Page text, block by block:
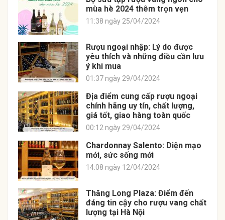
mùa hè 2024 thêm trọn vẹn
11:38 ngày 25/04/2024
Rượu ngoại nhập: Lý do được
yêu thích và những điều cần lưu
ý khi mua
01:37 ngày 29/04/2024
Địa điểm cung cấp rượu ngoại
chính hãng uy tín, chất lượng,
giá tốt, giao hàng toàn quốc
00:12 ngày 29/04/2024
Chardonnay Salento: Diện mạo
mới, sức sống mới
14:08 ngày 12/04/2024
Thăng Long Plaza: Điểm đến
đáng tin cậy cho rượu vang chất
lượng tại Hà Nội